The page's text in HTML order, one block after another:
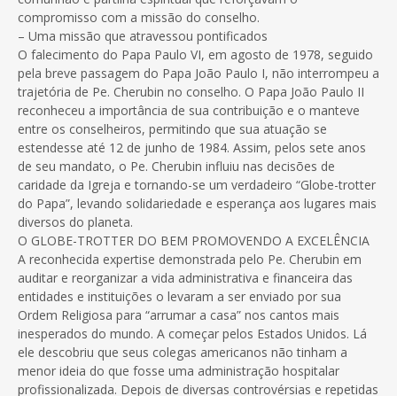
compromisso com a missão do conselho.
– Uma missão que atravessou pontificados
O falecimento do Papa Paulo VI, em agosto de 1978, seguido
pela breve passagem do Papa João Paulo I, não interrompeu a
trajetória de Pe. Cherubin no conselho. O Papa João Paulo II
reconheceu a importância de sua contribuição e o manteve
entre os conselheiros, permitindo que sua atuação se
estendesse até 12 de junho de 1984. Assim, pelos sete anos
de seu mandato, o Pe. Cherubin influiu nas decisões de
caridade da Igreja e tornando-se um verdadeiro “Globe-trotter
do Papa”, levando solidariedade e esperança aos lugares mais
diversos do planeta.
O GLOBE-TROTTER DO BEM PROMOVENDO A EXCELÊNCIA
A reconhecida expertise demonstrada pelo Pe. Cherubin em
auditar e reorganizar a vida administrativa e financeira das
entidades e instituições o levaram a ser enviado por sua
Ordem Religiosa para “arrumar a casa” nos cantos mais
inesperados do mundo. A começar pelos Estados Unidos. Lá
ele descobriu que seus colegas americanos não tinham a
menor ideia do que fosse uma administração hospitalar
profissionalizada. Depois de diversas controvérsias e repetidas